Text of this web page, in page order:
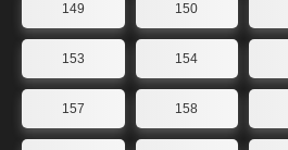
149 150
153 154
157 158